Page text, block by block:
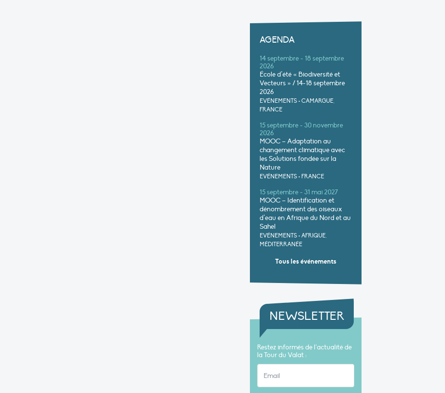
AGENDA
14 septembre - 18 septembre
2026
École d’été « Biodiversité et
Vecteurs » / 14-18 septembre
2026
EVÉNEMENTS • CAMARGUE,
FRANCE
15 septembre - 30 novembre
2026
MOOC – Adaptation au
changement climatique avec
les Solutions fondée sur la
Nature
EVÉNEMENTS • FRANCE
15 septembre - 31 mai 2027
MOOC – Identification et
dénombrement des oiseaux
d’eau en Afrique du Nord et au
Sahel
EVÉNEMENTS • AFRIQUE,
MÉDITERRANÉE
Tous les événements
NEWSLETTER
Restez informés de l’actualité de
la Tour du Valat :